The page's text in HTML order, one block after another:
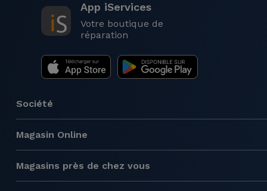
App iServices
Votre boutique de
réparation
Société
Magasin Online
Magasins près de chez vous